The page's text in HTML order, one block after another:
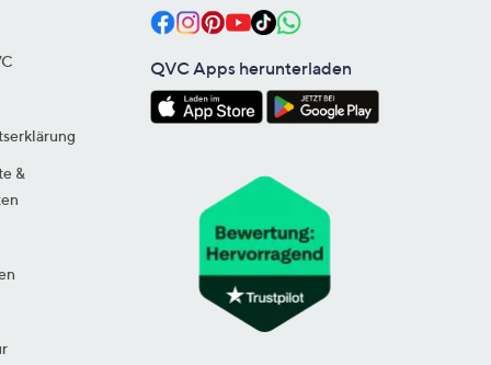
&
QVC Apps herunterladen